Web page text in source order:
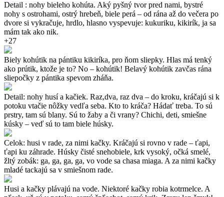
Detail : nohy bieleho kohúta. Aký pyšný tvor pred nami, bystré
nohy s ostrohami, ostrý hrebeň, biele perá – od rána až do večera po
dvore si vykračuje, hrdlo, hlasno vyspevuje: kukuriku, kikirík, ja sa
mám tak ako nik.
+27
Biely kohútik na pántiku kikiríka, pro ňom sliepky. Hlas má tenký
ako prútik, ktože je to? No – kohútik! Belavý kohútik zavčas rána
sliepočky z pántika spevom zháňa.
Detail: nohy husí a kačiek. Raz,dva, raz dva – do kroku, kráčajú si k
potoku vtačie nôžky vedľa seba. Kto to kráča? Hádať treba. To sú
prstry, tam sú blany. Sú to žaby a či vrany? Chichi, deti, smiešne
kúsky – veď sú to tam biele húsky.
Celok: husi v rade, za nimi kačky. Kráčajú si rovno v rade – ťapi,
ťapi ku záhrade. Húsky čisté snehobiele, krk vysoký, očká smelé,
žltý zobák: ga, ga, ga, ga, vo vode sa chasa miaga. A za nimi kačky
mladé tackajú sa v smiešnom rade.
Husi a kačky plávajú na vode. Niektoré kačky robia kotrmelce. A